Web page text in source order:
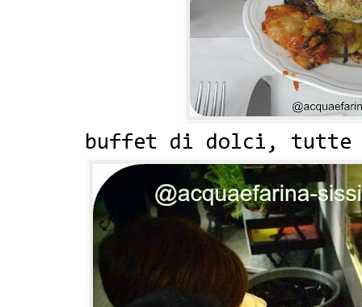
buffet di dolci, tutte